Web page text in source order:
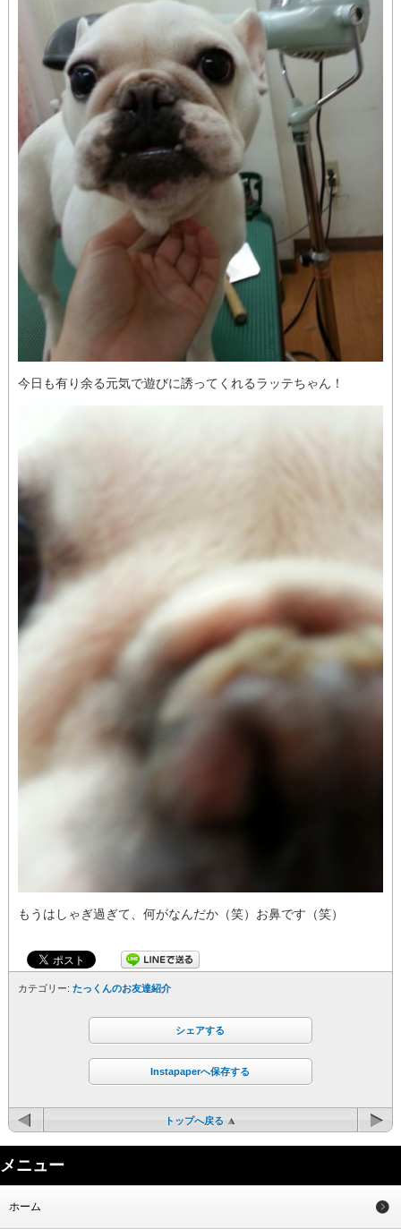
今日も有り余る元気で遊びに誘ってくれるラッテちゃん！
もうはしゃぎ過ぎて、何がなんだか（笑）お鼻です（笑）
カテゴリー: たっくんのお友達紹介
シェアする
Instapaperへ保存する
トップへ戻る
メニュー
ホーム